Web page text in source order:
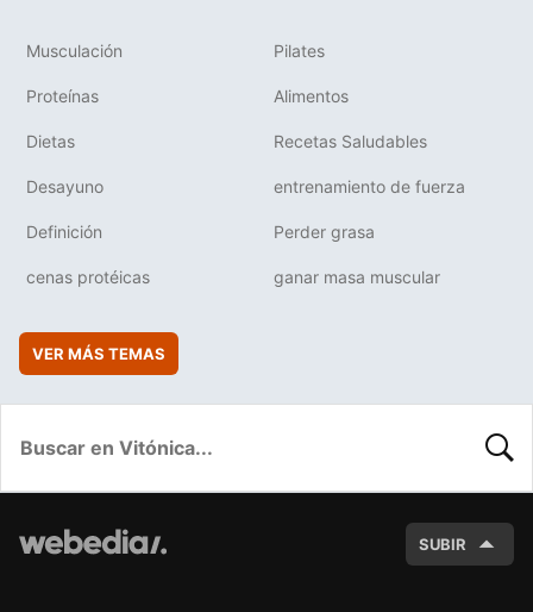
Musculación Pilates
Proteínas Alimentos
Dietas Recetas Saludables
Desayuno entrenamiento de fuerza
Definición Perder grasa
cenas protéicas ganar masa muscular
VER MÁS TEMAS
SUBIR